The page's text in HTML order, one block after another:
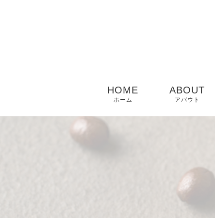
HOME
ホーム
ABOUT
アバウト